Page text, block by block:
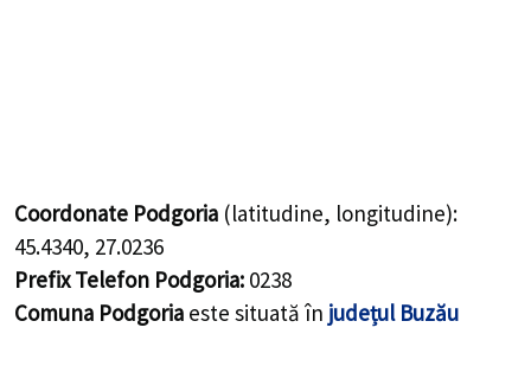
Coordonate Podgoria (latitudine, longitudine):
45.4340, 27.0236
Prefix Telefon Podgoria: 0238
Comuna Podgoria este situată în județul Buzău